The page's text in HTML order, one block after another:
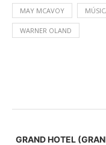
MAY MCAVOY
WARNER OLAND
GRAND HOTEL